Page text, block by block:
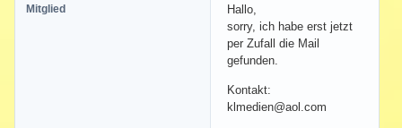
Mitglied
Hallo,
sorry, ich habe erst jetzt
per Zufall die Mail
gefunden.
Kontakt:
klmedien@aol.com